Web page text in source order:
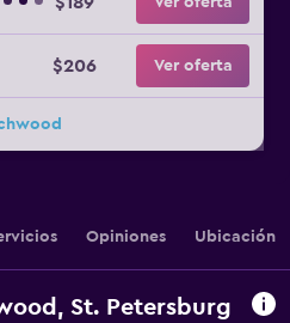
$206 Ver oferta
Opiniones Ubicación
St. Petersburg